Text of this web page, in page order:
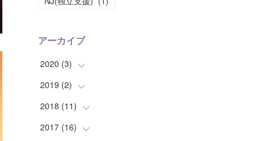
アーカイブ
2020 (3)
(1
( 1)
(1)
2019 (2)
( 1)
(1)
2018 (11)
(2)
2017 (16)